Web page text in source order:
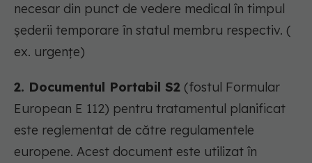
necesar din punct de vedere medical în timpul
şederii temporare în statul membru respectiv. (
ex. urgenţe)
2. Documentul Portabil S2 (fostul Formular
European E 112) pentru tratamentul planificat
este reglementat de către regulamentele
europene. Acest document este utilizat în